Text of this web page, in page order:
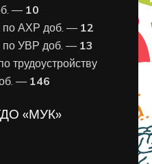
— 10
по АХР доб. — 12
по УВР доб. — 13
трудоустройству
— 146
«МУК»